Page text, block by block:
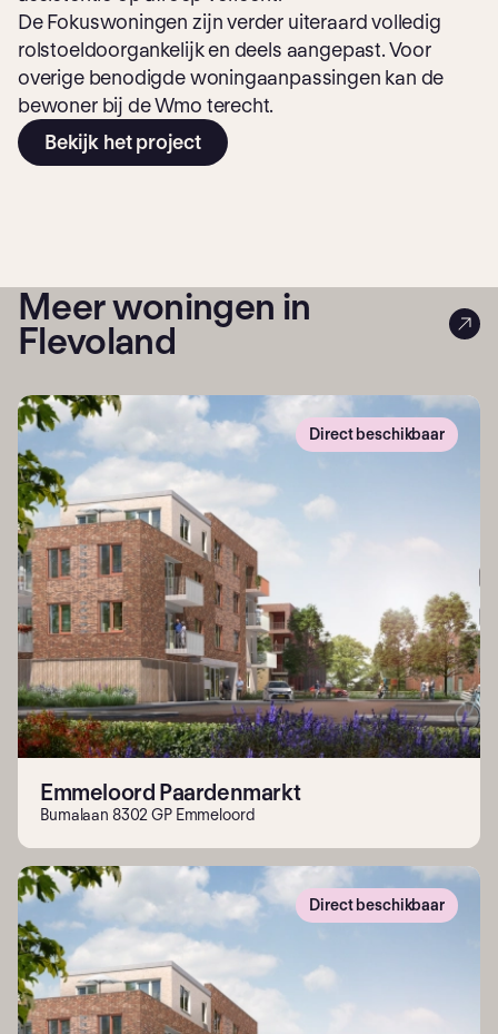
De Fokuswoningen zijn verder uiteraard volledig
rolstoeldoorgankelijk en deels aangepast. Voor
overige benodigde woningaanpassingen kan de
bewoner bij de Wmo terecht.
Bekijk het project
Meer woningen in
Flevoland
Direct beschikbaar
Emmeloord Paardenmarkt
Bumalaan 8302 GP Emmeloord
Direct beschikbaar